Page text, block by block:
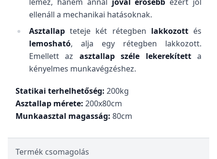
ellenáll a mechanikai hatásoknak.
Asztallap teteje két rétegben lakkozottés
lemosható, alja egy rétegben lakkozott.
Emellett az asztallap széle lekerekítetta
kényelmes munkavégzéshez.
Statikai terhelhetőség: 200kg
Asztallap mérete: 200x80cm
Munkaasztal magasság: 80cm
Termék csomagolás